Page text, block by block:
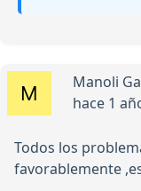
Manoli
hace 1
Todos los
favorablemente